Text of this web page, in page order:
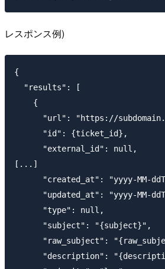
レスポンス例)
{
  "results": [
    {
"url": "https://
      "id": {ticket_id},
      "external_id": null,
[...]
"created_at": "yyyy-MM-
"updated_at": "yyyy-MM-
      "type": null,
      "subject": "{subject}",
"raw_subject":
"description":